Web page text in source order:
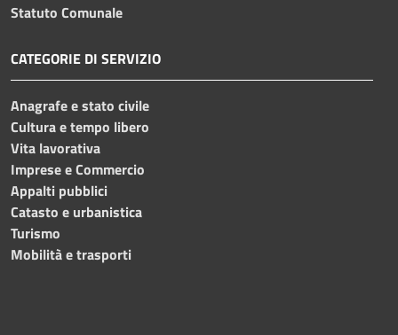
Statuto Comunale
CATEGORIE DI SERVIZIO
Anagrafe e stato civile
Cultura e tempo libero
Vita lavorativa
Imprese e Commercio
Appalti pubblici
Catasto e urbanistica
Turismo
Mobilità e trasporti